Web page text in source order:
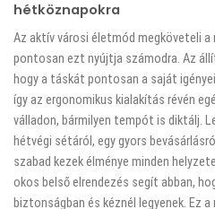
hétköznapokra
Az aktív városi életmód megköveteli
pontosan ezt nyújtja számodra. Az
hogy a táskát pontosan a saját
így az ergonomikus kialakítás révén
válladon, bármilyen tempót is diktálj.
hétvégi sétáról, egy gyors
szabad kezek élménye minden
okos belső elrendezés segít abban,
biztonságban és kéznél legyenek. Ez